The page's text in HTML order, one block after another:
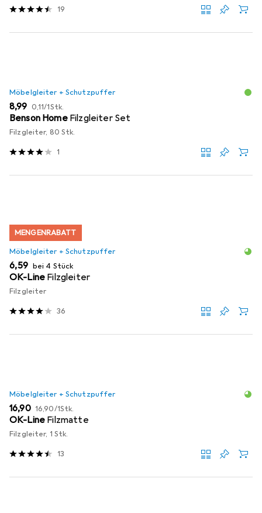
19
Möbelgleiter + Schutzpuffer
EUR
8,99 EUR
0,11/1Stk.
Benson Home Filzgleiter Set
Filzgleiter, 80 Stk.
1
MENGENRABATT
Möbelgleiter + Schutzpuffer
EUR
6,59 bei 4 Stück
OK-Line Filzgleiter
Filzgleiter
36
Möbelgleiter + Schutzpuffer
EUR
16,90 EUR
16,90/1Stk.
OK-Line Filzmatte
Filzgleiter, 1 Stk.
13